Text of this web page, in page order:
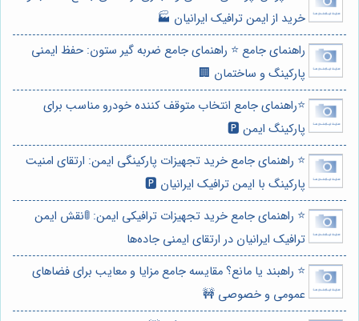
خرید از ایمن ترافیک ایرانیان 🏭
راهنمای جامع ⭐️ راهنمای جامع ضربه گیر ستون: حفظ ایمنی
پارکینگ و ساختمان 🏢
⭐️راهنمای جامع انتخاب متوقف کننده خودرو مناسب برای
پارکینگ ایمن 🅿️
⭐️ راهنمای جامع خرید تجهیزات پارکینگی ایمن: ارتقای امنیت
پارکینگ با ایمن ترافیک ایرانیان 🅿️
⭐️ راهنمای جامع خرید تجهیزات ترافیکی ایمن: 🚦نقش ایمن
ترافیک ایرانیان در ارتقای ایمنی جاده‌ها
⭐️ راهبند یا مانع؟ مقایسه جامع مزایا و معایب برای فضاهای
عمومی و خصوصی 🚧